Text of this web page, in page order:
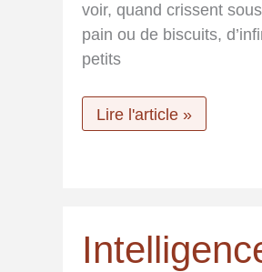
voir, quand crissent
pain ou de biscuits,
petits
J’aspire
à
Lire l'article »